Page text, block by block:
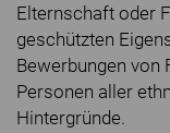
Elternschaft oder
geschützten
Bewerbungen von
Personen aller
Hintergründe.